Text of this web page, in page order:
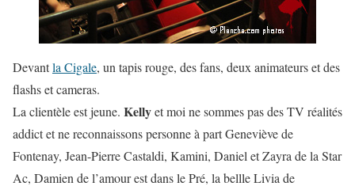
Devantla Cigale, un tapis rouge, des fans, deux animateurs et des
flashs et cameras.
La clientèle est jeune. Kellyet moi ne sommes pas des TV réalités
addict et ne reconnaissons personne à part Geneviève de
Fontenay, Jean-Pierre Castaldi, Kamini, Daniel et Zayra de la Star
Ac, Damien de l’amour est dans le Pré, la bellle Livia de